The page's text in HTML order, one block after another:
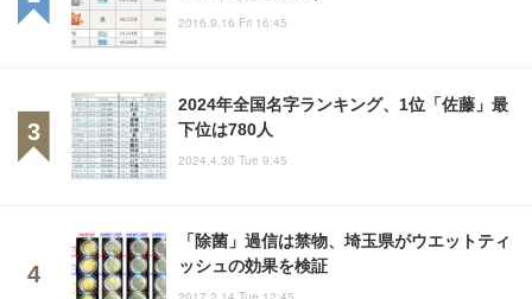
2016.9.16 Fri 16:45
2024年全国名字ランキング、1位「佐藤」最
下位は780人
2024.4.30 Tue 9:45
「除菌」過信は禁物、埼玉県がウエットティ
ッシュの効果を検証